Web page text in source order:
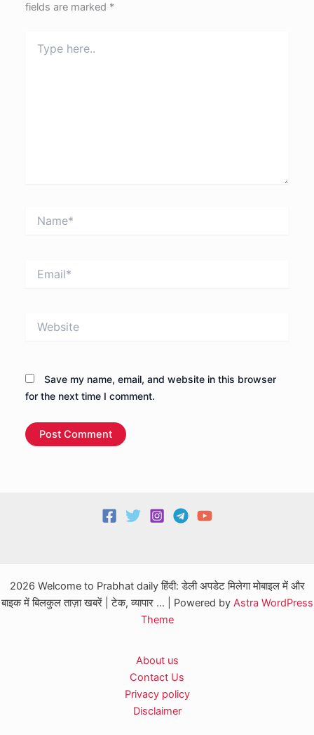
fields are marked *
here..
Save my name, email, and website in this browser
for the next time I comment.
2026 Welcome to Prabhat daily हिंदी: डेली अपडेट मिलेगा मोबाइल में और
बाइक में बिलकुल ताज़ा खबरें | टेक, व्यापार ... | Powered by Astra WordPress
Theme
About us
Contact Us
Privacy policy
Disclaimer